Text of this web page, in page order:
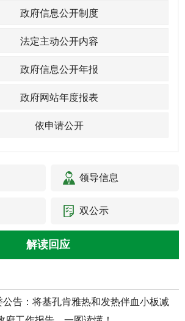
政府信息公开制度
法定主动公开内容
政府信息公开年报
政府网站年度报表
依申请公开
领导信息
双公示
解读回应
公告：将基孔肯雅热和发热伴血小板减